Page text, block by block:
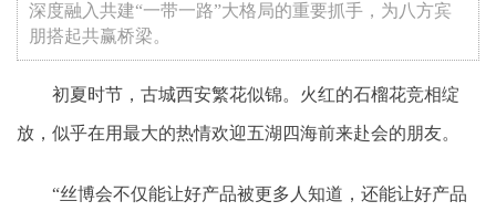
深度融入共建“一带一路”大格局的重要抓手，为八方宾
朋搭起共赢桥梁。
初夏时节，古城西安繁花似锦。火红的石榴花竞相绽
放，似乎在用最大的热情欢迎五湖四海前来赴会的朋友。
“丝博会不仅能让好产品被更多人知道，还能让好产品